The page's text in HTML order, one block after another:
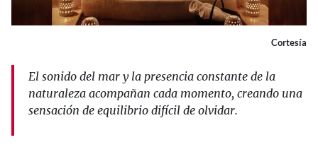
Cortesía
El sonido del mar y la presencia constante de la
naturaleza acompañan cada momento, creando una
sensación de equilibrio difícil de olvidar.